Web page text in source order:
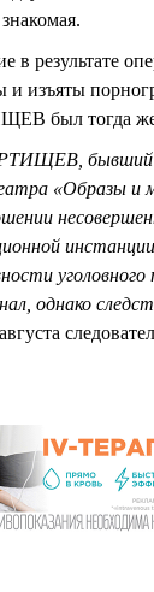
результате
изъяты
был тогда же
бывший
«Образы и
уголовного
однако